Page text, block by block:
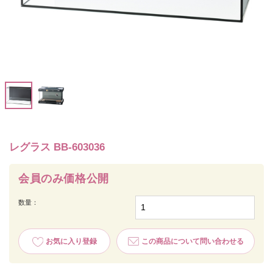
レグラス BB-603036
会員のみ価格公開
数量：
お気に入り登録 この商品について問い合わせる